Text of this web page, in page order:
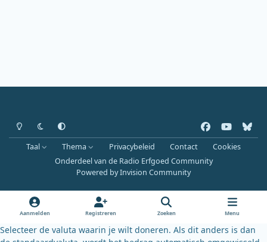
Heldere modus
Donkere modus
Systeemvoorkeur
a
c
e
o
k
o
u
b
b
l
u
k
y
Taal Thema Privacybeleid Contact
Cookies
Onderdeel van de Radio Erfgoed Community
Powered byInvision Community
Aanmelden Registreren Zoeken Menu
Selecteer de valuta waarin je wilt doneren. Als dit anders is dan